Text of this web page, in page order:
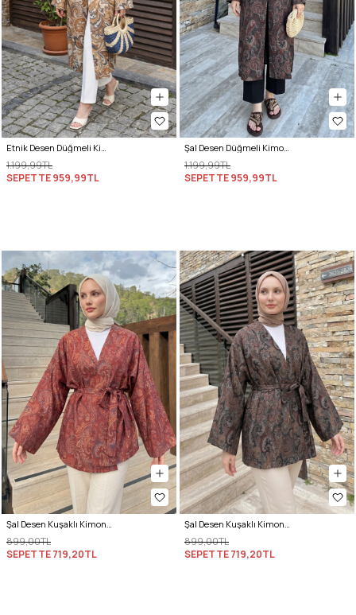
Etnik Desen Düğmeli Kimono Y0127 - KREM
1.199,99TL
SEPETTE959,99TL
Şal Desen Düğmeli Kimono Y0127 - A. KAHVE
1.199,99TL
SEPETTE959,99TL
Şal Desen Kuşaklı Kimono 2375 - BORDO
899,00TL
SEPETTE719,20TL
Şal Desen Kuşaklı Kimono 2375 - KOYU KAHVE
899,00TL
SEPETTE719,20TL